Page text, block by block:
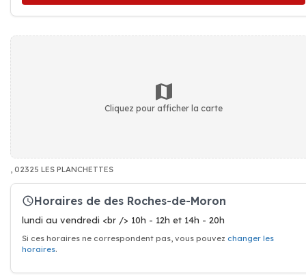
Cliquez pour afficher la carte
, 02325 LES PLANCHETTES
Horaires de des Roches-de-Moron
lundi au vendredi <br /> 10h - 12h et 14h - 20h
Si ces horaires ne correspondent pas, vous pouvez changer les
horaires.